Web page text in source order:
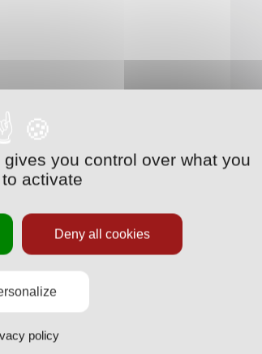
you control over what you
activate
Deny all cookies
policy